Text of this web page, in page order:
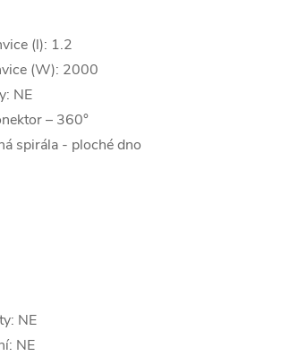
(l): 1.2
(W): 2000
NE
– 360°
spirála - ploché dno
NE
NE